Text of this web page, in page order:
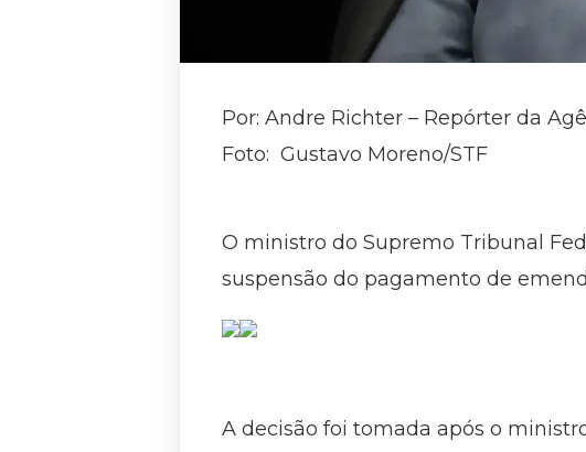
Por: Andre Richter – Repórter da
Foto: Gustavo Moreno/STF
O ministro do Supremo Tribunal
suspensão do pagamento de
A decisão foi tomada após o